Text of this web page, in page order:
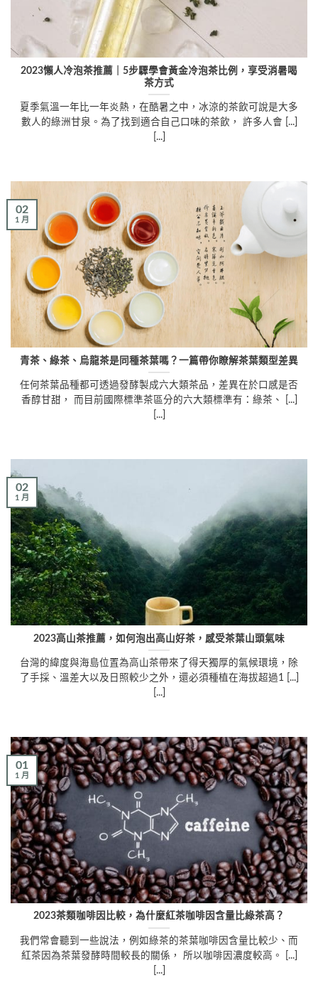
2023懶人冷泡茶推薦｜5步驟學會黃金冷泡茶比例，享受消暑喝
茶方式
夏季氣溫一年比一年炎熱，在酷暑之中，冰涼的茶飲可說是大多
數人的綠洲甘泉。為了找到適合自己口味的茶飲， 許多人會 [...]
[...]
青茶、綠茶、烏龍茶是同種茶葉嗎？一篇帶你瞭解茶葉類型差異
任何茶葉品種都可透過發酵製成六大類茶品，差異在於口感是否
香醇甘甜， 而目前國際標準茶區分的六大類標準有：綠茶、 [...]
[...]
02
1 月
2023高山茶推薦，如何泡出高山好茶，感受茶葉山頭氣味
台灣的緯度與海島位置為高山茶帶來了得天獨厚的氣候環境，除
了手採、溫差大以及日照較少之外，還必須種植在海拔超過1 [...]
[...]
02
1 月
2023茶類咖啡因比較，為什麼紅茶咖啡因含量比綠茶高？
我們常會聽到一些說法，例如綠茶的茶葉咖啡因含量比較少、而
紅茶因為茶葉發酵時間較長的關係， 所以咖啡因濃度較高。 [...]
[...]
01
1 月